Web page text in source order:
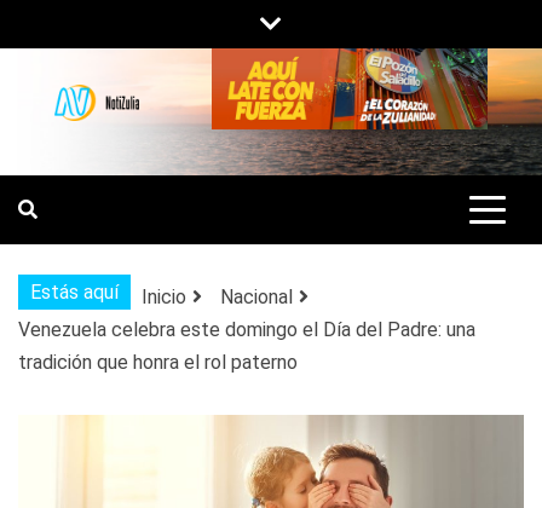
al
contenido
NOTIZULIA
NOTICIAS DEL ZULIA, VENEZUELA Y
DE INTERÉS GENERAL.
Estás aquí Inicio
Nacional
Venezuela celebra este domingo el Día del Padre: una
tradición que honra el rol paterno